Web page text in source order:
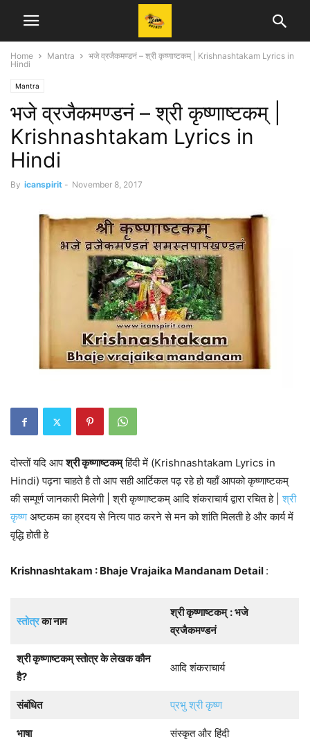
Home Mantra
भजे व्रजैकमण्डनं – श्री कृष्णाष्टकम् | Krishnashtakam Lyrics in
Hindi
Mantra
भजे व्रजैकमण्डनं – श्री कृष्णाष्टकम् |
Krishnashtakam Lyrics in
Hindi
By icanspirit - November 8, 2017
दोस्तों यदि आपश्री कृष्णाष्टकम्हिंदी में (Krishnashtakam Lyrics in
Hindi) पढ़ना चाहते है तो आप सही आर्टिकल पढ़ रहे हो यहाँ आपको कृष्णाष्टकम्
की सम्पूर्ण जानकारी मिलेगी | श्री कृष्णाष्टकम् आदि शंकराचार्य द्वारा रचित हे |श्री
कृष्णअष्टकम का ह्रदय से नित्य पाठ करने से मन को शांति मिलती हे और कार्य में
वृद्धि होती हे
Krishnashtakam : Bhaje Vrajaika Mandanam Detail :
स्तोत्रका नाम
श्री कृष्णाष्टकम् : भजे
व्रजैकमण्डनं
श्री कृष्णाष्टकम् स्तोत्र के लेखक कौन
है?
आदि शंकराचार्य
संबंधित प्रभु श्री कृष्ण
भाषा संस्कृत और हिंदी